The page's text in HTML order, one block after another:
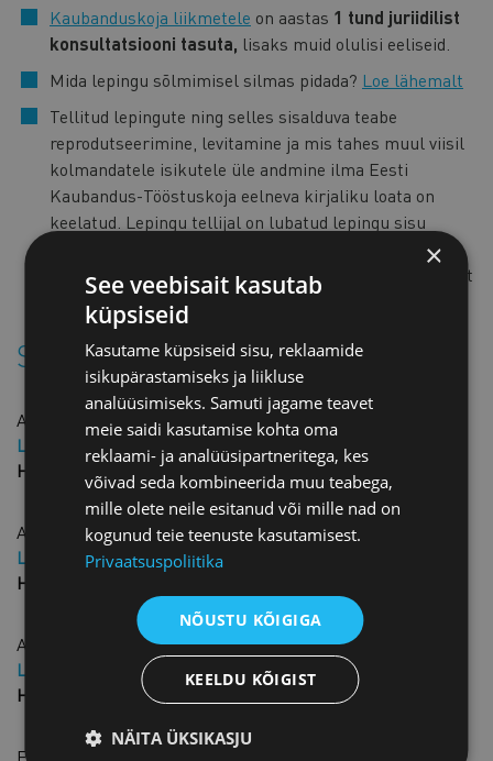
Kaubanduskoja liikmetele on aastas 1 tund juriidilist
konsultatsiooni tasuta, lisaks muid olulisi eeliseid.
Mida lepingu sõlmimisel silmas pidada? Loe lähemalt
Tellitud lepingute ning selles sisalduva teabe
reprodutseerimine, levitamine ja mis tahes muul viisil
kolmandatele isikutele üle andmine ilma Eesti
Kaubandus-Tööstuskoja eelneva kirjaliku loata on
keelatud. Lepingu tellijal on lubatud lepingu sisu
käesolevat lepingupõhja aluseks võttes soovib lepingut
sõlmida.
Sarnased tooted
Agendileping põhjalik
Liikme hind: 25,00 € + KM
Hind: 50,00 € + KM
Agendileping ingliskeelne
Liikme hind: 40,00 € + KM
Hind: 80,00 € + KM
Ainuõigusega agendileping
Liikme hind: 25,00 € + KM
Hind: 50,00 € + KM
×
See veebisait kasutab
küpsiseid
Kasutame küpsiseid sisu, reklaamide
isikupärastamiseks ja liikluse
analüüsimiseks. Samuti jagame teavet
meie saidi kasutamise kohta oma
reklaami- ja analüüsipartneritega, kes
võivad seda kombineerida muu teabega,
mille olete neile esitanud või mille nad on
kogunud teie teenuste kasutamisest.
Privaatsuspoliitika
NÕUSTU KÕIGIGA
KEELDU KÕIGIST
NÄITA ÜKSIKASJU